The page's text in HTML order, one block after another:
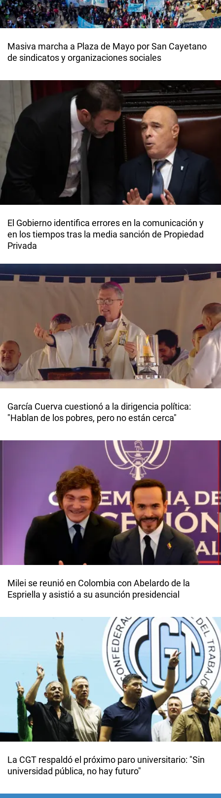
Masiva marcha a Plaza de Mayo por San Cayetano
de sindicatos y organizaciones sociales
El Gobierno identifica errores en la comunicación y
en los tiempos tras la media sanción de Propiedad
Privada
García Cuerva cuestionó a la dirigencia política:
"Hablan de los pobres, pero no están cerca"
Milei se reunió en Colombia con Abelardo de la
Espriella y asistió a su asunción presidencial
La CGT respaldó el próximo paro universitario: "Sin
universidad pública, no hay futuro"